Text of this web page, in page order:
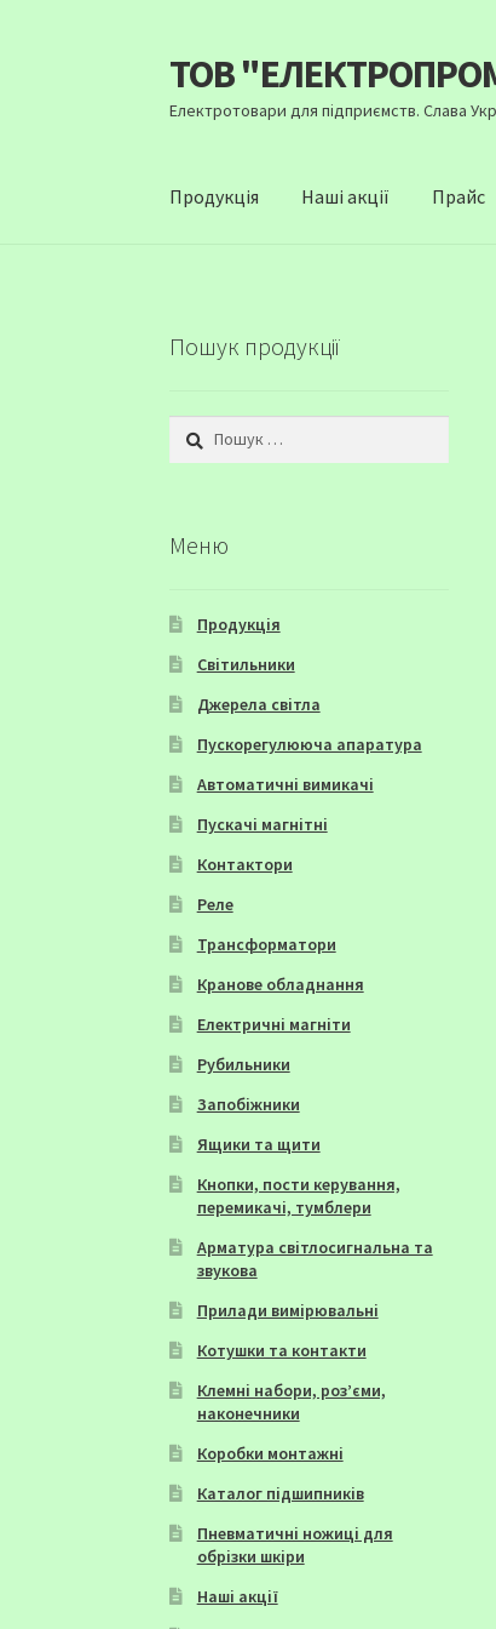
Перейти
до
навігації
Перейти
до
вмісту
ТОВ
Електротовари для підприємств. Слава
Продукція Наші акції Прайс
Пошук продукції
Пошук:
Меню
Продукція
Світильники
Джерела світла
Пускорегулююча апаратура
Автоматичні вимикачі
Пускачі магнітні
Контактори
Реле
Трансформатори
Кранове обладнання
Електричні магніти
Рубильники
Запобіжники
Ящики та щити
Кнопки, пости керування,
перемикачі, тумблери
Арматура світлосигнальна та
звукова
Прилади вимірювальні
Котушки та контакти
Клемні набори, роз’єми,
наконечники
Коробки монтажні
Каталог підшипників
Пневматичні ножиці для
обрізки шкіри
Наші акції